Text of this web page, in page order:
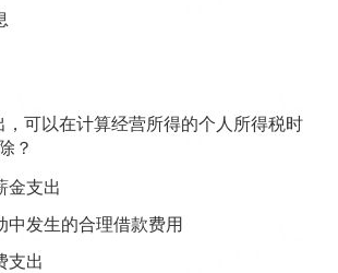
，可以在计算经营所得的个人所得税时
？
金支出
中发生的合理借款费用
支出